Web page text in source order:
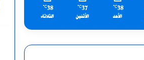
38
℃
الأحد
37
℃
الأثنين
38
℃
الثلاثاء